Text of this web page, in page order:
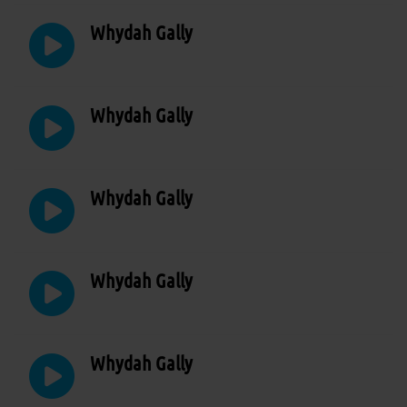
Whydah Gally
Whydah Gally
Whydah Gally
Whydah Gally
Whydah Gally